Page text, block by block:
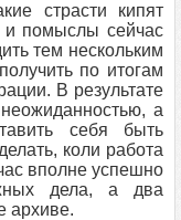
страсти кипят
и помыслы сейчас
тем нескольким
по итогам
В результате
а
себя быть
коли работа
вполне успешно
дела, а два
архиве.